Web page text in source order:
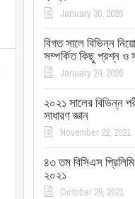
January 30, 2026
বিগত সালে বিভিন্ন
সম্পর্কিত কিছু প্রশ্ন ও
January 24, 2026
২০২১ সালের বিভিন্ন
সাধারণ জ্ঞান
November 22, 2021
৪৩ তম বিসিএস
২০২১
October 29, 2021